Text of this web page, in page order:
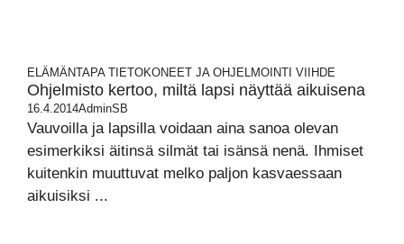
ELÄMÄNTAPA TIETOKONEET JA OHJELMOINTI VIIHDE
Ohjelmisto kertoo, miltä lapsi näyttää aikuisena
16.4.2014AdminSB
Vauvoilla ja lapsilla voidaan aina sanoa olevan
esimerkiksi äitinsä silmät tai isänsä nenä. Ihmiset
kuitenkin muuttuvat melko paljon kasvaessaan
aikuisiksi ...